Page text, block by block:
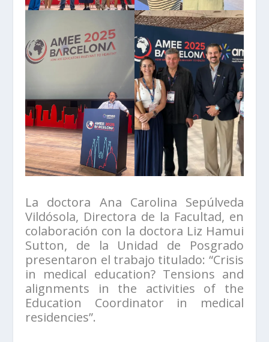
La doctora Ana Carolina Sepúlveda
Vildósola, Directora de la Facultad, en
colaboración con la doctora Liz Hamui
Sutton, de la Unidad de Posgrado
presentaron el trabajo titulado: “Crisis
in medical education? Tensions and
alignments in the activities of the
Education Coordinator in medical
residencies”.